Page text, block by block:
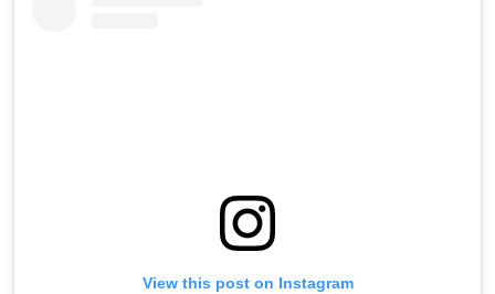
View this post on Instagram